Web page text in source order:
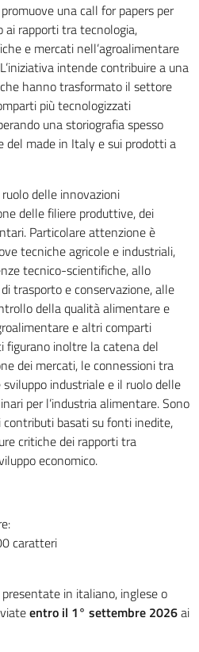
una call for papers per
ai rapporti tra tecnologia,
e mercati nell’agroalimentare
intende contribuire a una
hanno trasformato il settore
più tecnologizzati
una storiografia spesso
del made in Italy e sui prodotti a
delle innovazioni
delle filiere produttive, dei
Particolare attenzione è
tecniche agricole e industriali,
tecnico-scientifiche, allo
trasporto e conservazione, alle
della qualità alimentare e
e altri comparti
figurano inoltre la catena del
dei mercati, le connessioni tra
industriale e il ruolo delle
per l’industria alimentare. Sono
basati su fonti inedite,
critiche dei rapporti tra
economico.
caratteri
in italiano, inglese o
entro il 1° settembre 2026ai